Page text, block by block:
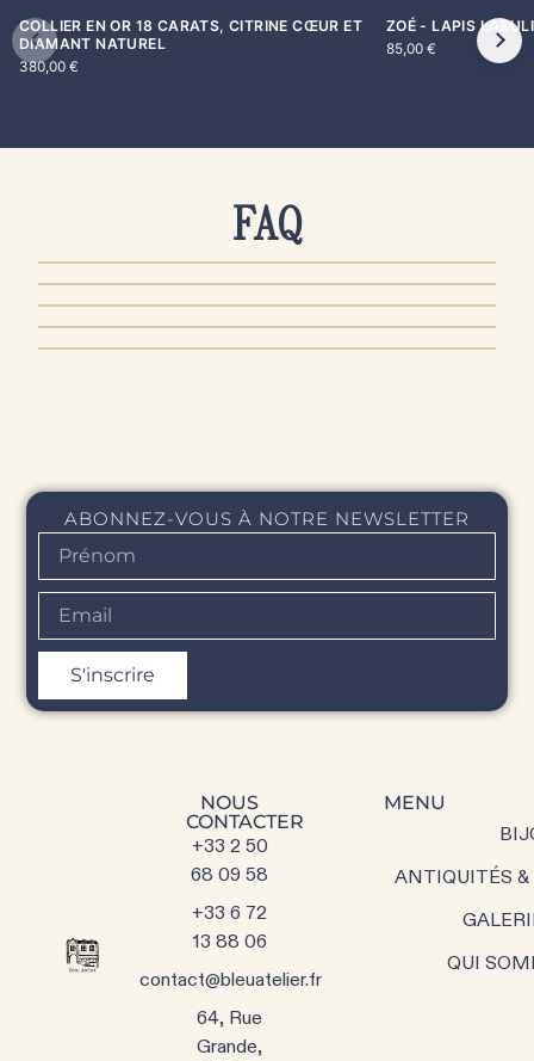
COLLIER EN OR 18 CARATS, CITRINE CŒUR ET
DIAMANT NATUREL
380,00 €
ZOÉ - LAPIS LAZULI
85,00 €
FAQ
AUTHENTICITÉ & QUALITÉ
PRODUITS & ENTRETIEN
COMMANDE & PAIEMENT
LIVRAISON & EXPÉDITION
RETOUR & REMBOURSEMENT
ABONNEZ-VOUS À NOTRE NEWSLETTER
S'inscrire
NOUS
CONTACTER
+33 2 50
68 09 58
+33 6 72
13 88 06
contact@bleuatelier.fr
64, Rue
Grande,
MENU
ANTIQUITÉS
QUI